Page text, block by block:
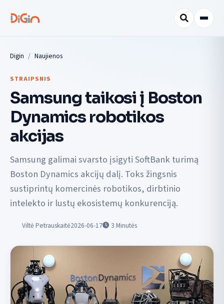
Digin Naujienos
STRAIPSNIS
Samsung taikosi į Boston
Dynamics robotikos
akcijas
Samsung galimai svarsto įsigyti SoftBank turimą
Boston Dynamics akcijų dalį. Toks žingsnis
sustiprintų komercinės robotikos, dirbtinio
intelekto ir lustų ekosistemų konkurenciją.
Viltė Petrauskaitė2026-06-17 3 Minutės